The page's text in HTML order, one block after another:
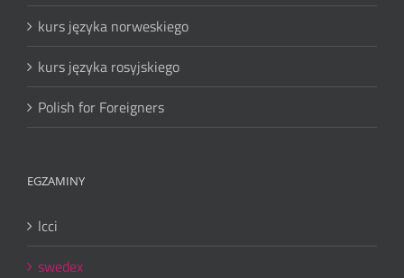
kurs języka norweskiego
kurs języka rosyjskiego
Polish for Foreigners
EGZAMINY
lcci
swedex